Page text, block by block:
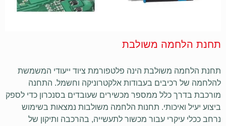
תחנת הלחמה משולבת
תחנת הלחמה משולבת הינה פלטפורמת ציוד ייעודי המשמשת
להלחמה של רכיבים בעבודות אלקטרוניקה וחשמל. התחנה
מורכבת בדרך כלל ממספר מכשירים שעובדים בסנכרון כדי לספק
ביצוע יעיל ואיכותי. תחנות הלחמה משולבות נמצאות בשימוש
נרחב ככלי עיקרי עבור מכשור לתעשייה, בהרכבה ותיקון של